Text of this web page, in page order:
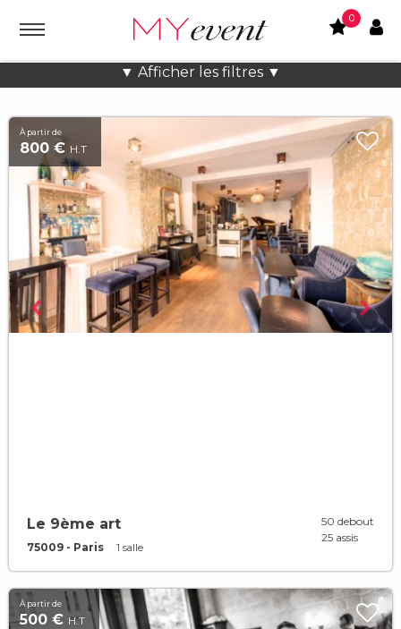
0
▼ Afficher les filtres ▼
Lieux atypiques Charmant à Paris
À partir de
800 € H.T
Le 9ème art
75009 - Paris 1 salle
50 debout
25 assis
À partir de
500 € H.T